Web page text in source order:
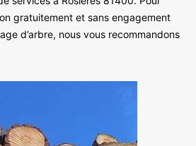
gratuitement et sans engagement
d’arbre, nous vous recommandons